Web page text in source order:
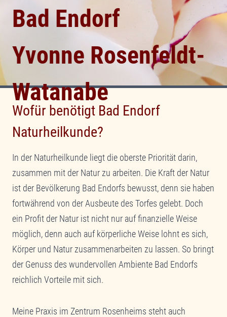
Bad Endorf
Yvonne Rosenfeldt-
Watanabe
Wofür benötigt Bad Endorf
Naturheilkunde?
In der Naturheilkunde liegt die oberste Priorität darin,
zusammen mit der Natur zu arbeiten. Die Kraft der Natur
ist der Bevölkerung Bad Endorfs bewusst, denn sie haben
fortwährend von der Ausbeute des Torfes gelebt. Doch
ein Profit der Natur ist nicht nur auf finanzielle Weise
möglich, denn auch auf körperliche Weise lohnt es sich,
Körper und Natur zusammenarbeiten zu lassen. So bringt
der Genuss des wundervollen Ambiente Bad Endorfs
reichlich Vorteile mit sich.
Meine Praxis im Zentrum Rosenheims steht auch